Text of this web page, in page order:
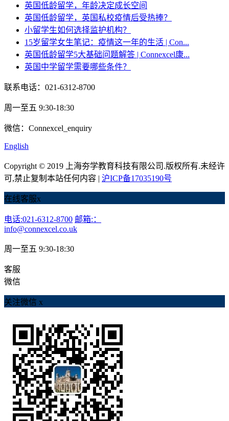
英国低龄留学，年龄决定成长空间
英国低龄留学，英国私校疫情后受热捧？
小留学生如何选择监护机构？
15岁留学女生笔记：疫情这一年的生活 | Con...
英国低龄留学5大基础问题解答 | Connexcel康...
英国中学留学需要哪些条件？
联系电话：021-6312-8700
周一至五 9:30-18:30
微信：Connexcel_enquiry
English
Copyright © 2019 上海夯学教育科技有限公司.版权所有.未经许
可,禁止复制本站任何内容 | 沪ICP备17035190号
在线客服x
电话:021-6312-8700 邮箱:：
info@connexcel.co.uk
周一至五 9:30-18:30
客服
微信
关注微信 x